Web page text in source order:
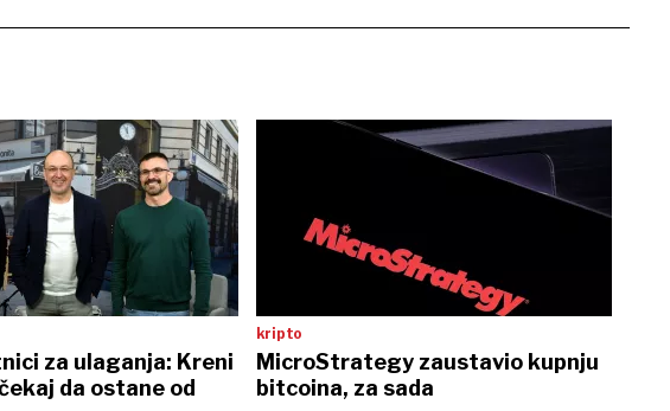
za ulaganja: Kreni
da ostane od
kripto
MicroStrategy zaustavio kupnju
bitcoina, za sada